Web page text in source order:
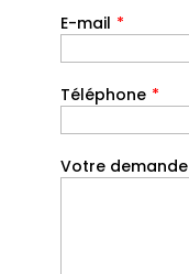
E-mail *
Téléphone *
Votre demande